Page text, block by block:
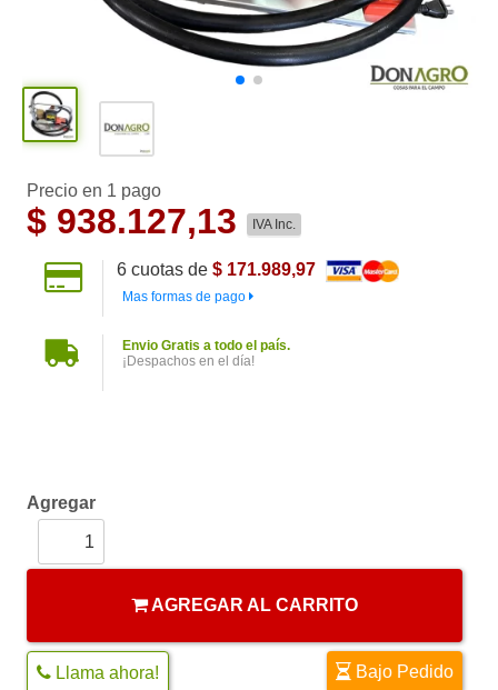
Precio en 1 pago
$ 938.127,13 IVA Inc.
6cuotas de $ 171.989,97
Mas formas de pago
Envio Gratis a todo el país.
¡Despachos en el día!
Agregar
AGREGAR AL CARRITO
Bajo Pedido
Llama ahora!